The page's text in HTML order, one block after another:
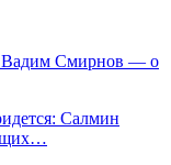
Вадим Смирнов — о
Салмин